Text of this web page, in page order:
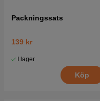
Packningssats
139 kr
I lager
Köp